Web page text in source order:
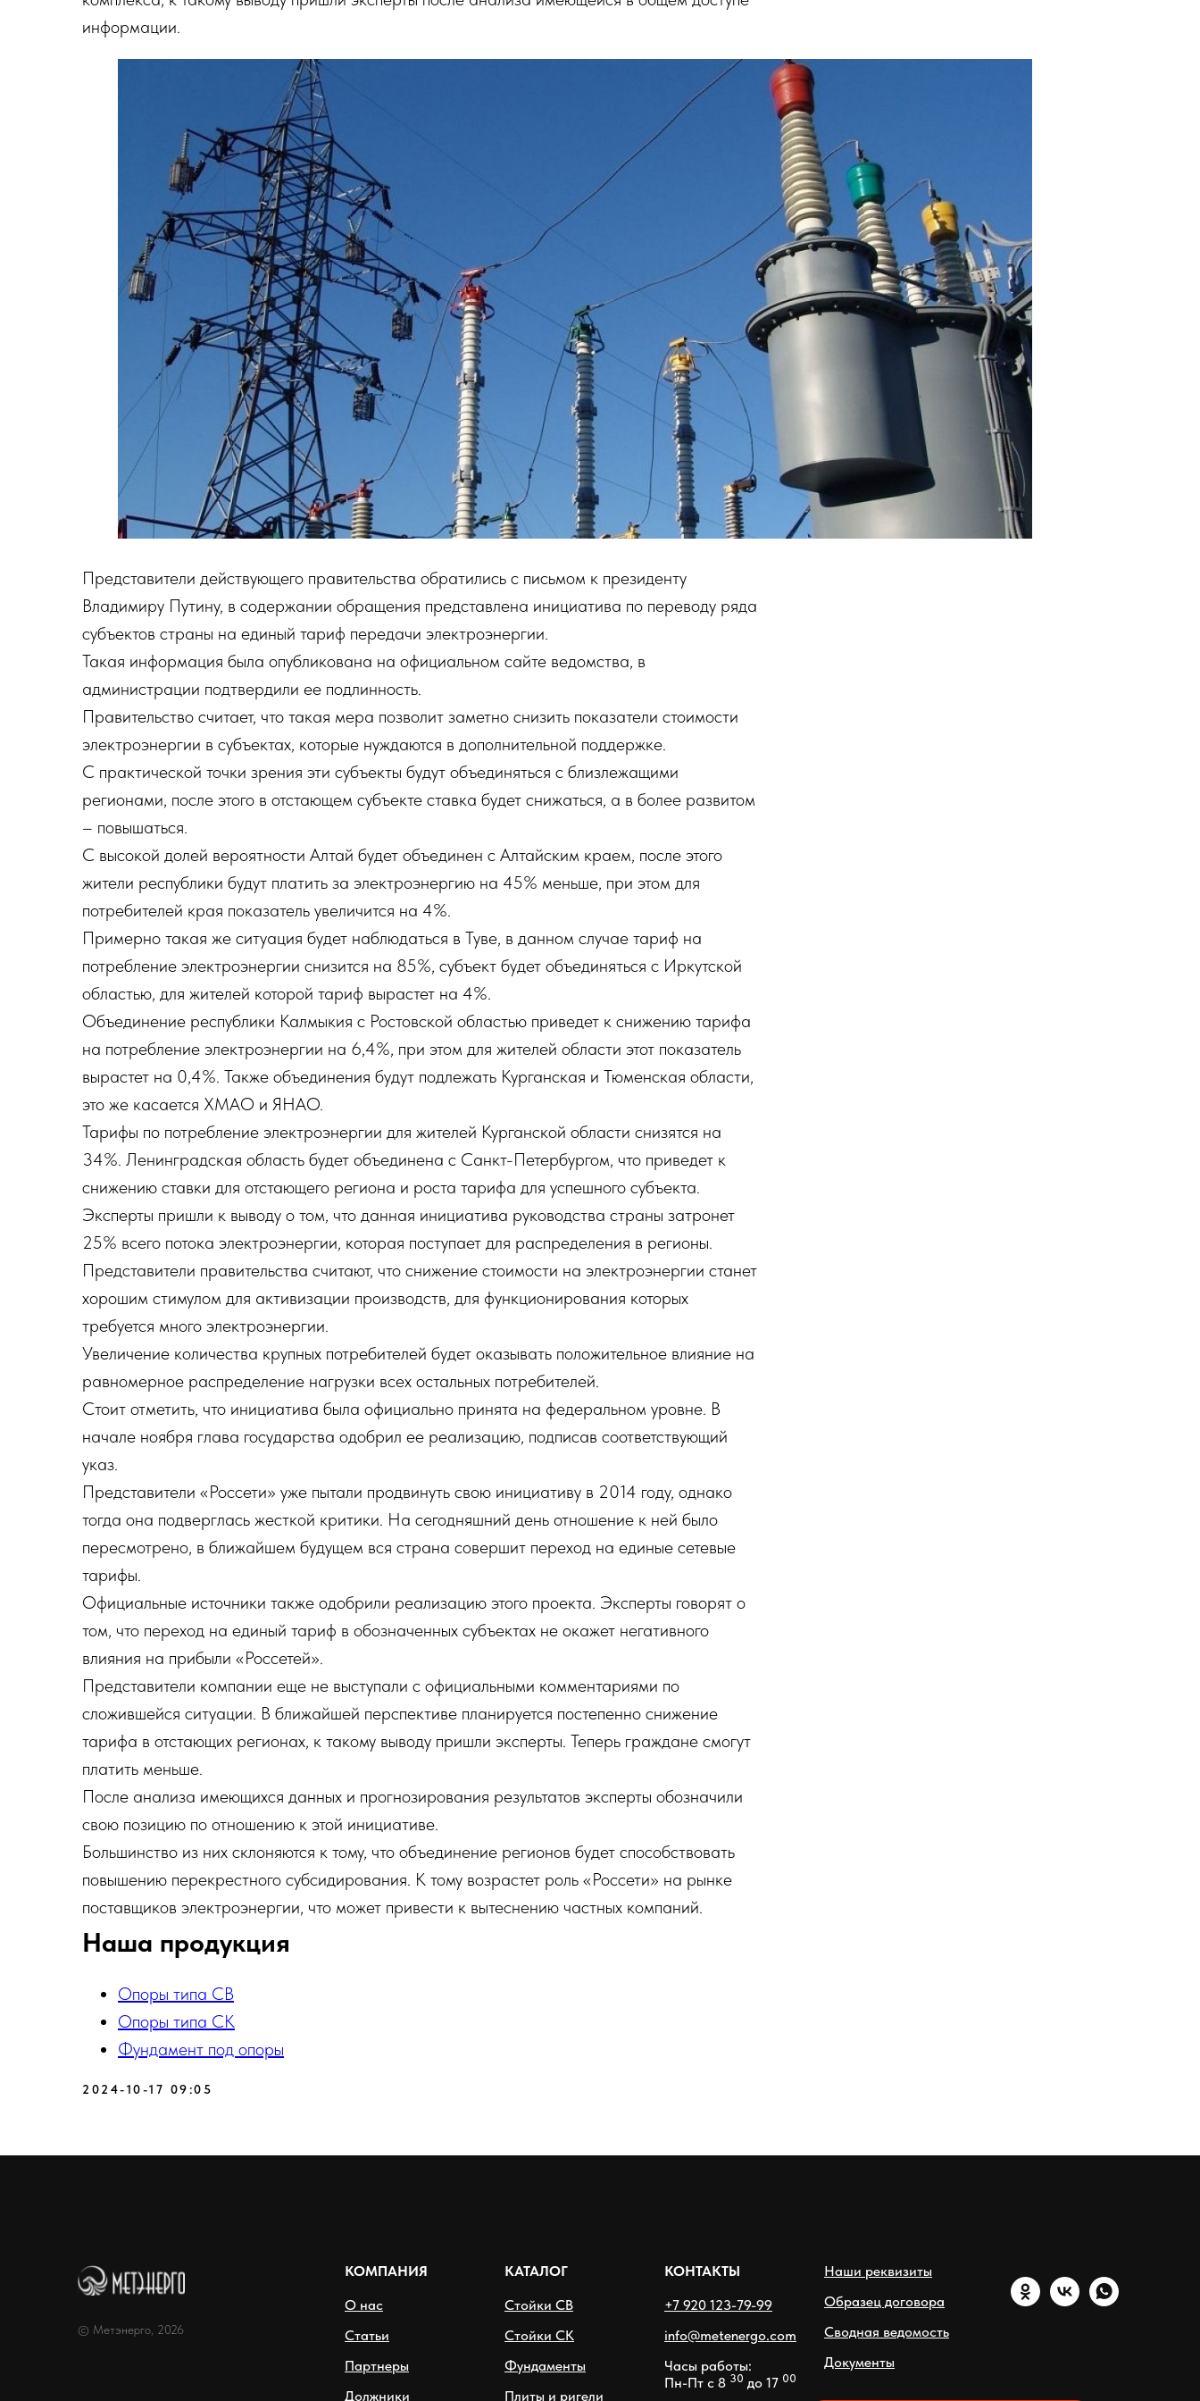
информации.
Представители действующего правительства обратились с письмом к президенту
Владимиру Путину, в содержании обращения представлена инициатива по переводу ряда
субъектов страны на единый тариф передачи электроэнергии.
Такая информация была опубликована на официальном сайте ведомства, в
администрации подтвердили ее подлинность.
Правительство считает, что такая мера позволит заметно снизить показатели стоимости
электроэнергии в субъектах, которые нуждаются в дополнительной поддержке.
С практической точки зрения эти субъекты будут объединяться с близлежащими
регионами, после этого в отстающем субъекте ставка будет снижаться, а в более развитом
– повышаться.
С высокой долей вероятности Алтай будет объединен с Алтайским краем, после этого
жители республики будут платить за электроэнергию на 45% меньше, при этом для
потребителей края показатель увеличится на 4%.
Примерно такая же ситуация будет наблюдаться в Туве, в данном случае тариф на
потребление электроэнергии снизится на 85%, субъект будет объединяться с Иркутской
областью, для жителей которой тариф вырастет на 4%.
Объединение республики Калмыкия с Ростовской областью приведет к снижению тарифа
на потребление электроэнергии на 6,4%, при этом для жителей области этот показатель
вырастет на 0,4%. Также объединения будут подлежать Курганская и Тюменская области,
это же касается ХМАО и ЯНАО.
Тарифы по потребление электроэнергии для жителей Курганской области снизятся на
34%. Ленинградская область будет объединена с Санкт-Петербургом, что приведет к
снижению ставки для отстающего региона и роста тарифа для успешного субъекта.
Эксперты пришли к выводу о том, что данная инициатива руководства страны затронет
25% всего потока электроэнергии, которая поступает для распределения в регионы.
Представители правительства считают, что снижение стоимости на электроэнергии станет
хорошим стимулом для активизации производств, для функционирования которых
требуется много электроэнергии.
Увеличение количества крупных потребителей будет оказывать положительное влияние на
равномерное распределение нагрузки всех остальных потребителей.
Стоит отметить, что инициатива была официально принята на федеральном уровне. В
начале ноября глава государства одобрил ее реализацию, подписав соответствующий
указ.
Представители «Россети» уже пытали продвинуть свою инициативу в 2014 году, однако
тогда она подверглась жесткой критики. На сегодняшний день отношение к ней было
пересмотрено, в ближайшем будущем вся страна совершит переход на единые сетевые
тарифы.
Официальные источники также одобрили реализацию этого проекта. Эксперты говорят о
том, что переход на единый тариф в обозначенных субъектах не окажет негативного
влияния на прибыли «Россетей».
Представители компании еще не выступали с официальными комментариями по
сложившейся ситуации. В ближайшей перспективе планируется постепенно снижение
тарифа в отстающих регионах, к такому выводу пришли эксперты. Теперь граждане смогут
платить меньше.
После анализа имеющихся данных и прогнозирования результатов эксперты обозначили
свою позицию по отношению к этой инициативе.
Большинство из них склоняются к тому, что объединение регионов будет способствовать
повышению перекрестного субсидирования. К тому возрастет роль «Россети» на рынке
поставщиков электроэнергии, что может привести к вытеснению частных компаний.
Наша продукция
Опоры типа СВ
Опоры типа СК
Фундамент под опоры
2024-10-17 09:05
© Метэнерго, 2026
КОМПАНИЯ
О нас
Статьи
Партнеры
Должники
КАТАЛОГ
Стойки СВ
Стойки СК
Фундаменты
Плиты и ригели
КОНТАКТЫ
+7 920 123-79-99
info@metenergo.com
Часы работы:
Пн-Пт с 8 30 до 17 00
Наши реквизиты
Образец договора
Сводная ведомость
Документы